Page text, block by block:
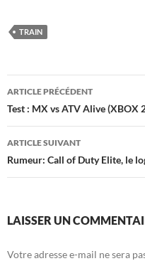
TRAIN
Navigation
des
articles
ARTICLE PRÉCÉDENT
Test : MX vs ATV Alive (XBOX
ARTICLE SUIVANT
Rumeur: Call of Duty Elite, le
LAISSER UN
Votre adresse e-mail ne sera